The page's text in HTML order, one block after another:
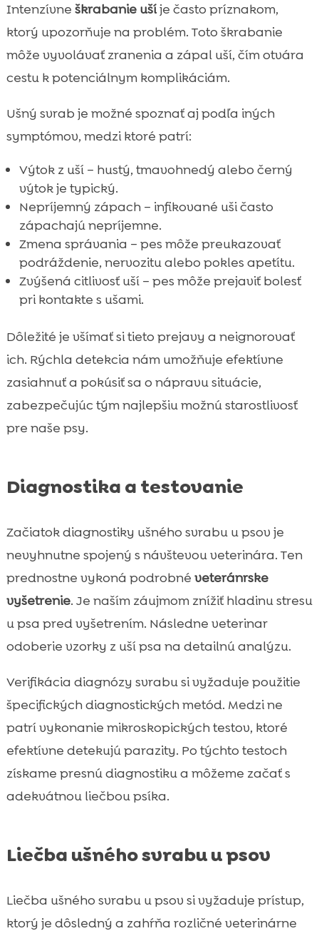
Intenzívne škrabanie ušíje často príznakom,
ktorý upozorňuje na problém. Toto škrabanie
môže vyvolávať zranenia a zápal uší, čím otvára
cestu k potenciálnym komplikáciám.
Ušný svrab je možné spoznať aj podľa iných
symptómov, medzi ktoré patrí:
Výtok z uší – hustý, tmavohnedý alebo černý
výtok je typický.
Nepríjemný zápach – infikované uši často
zápachajú nepríjemne.
Zmena správania – pes môže preukazovať
podráždenie, nervozitu alebo pokles apetítu.
Zvýšená citlivosť uší – pes môže prejaviť bolesť
pri kontakte s ušami.
Dôležité je všímať si tieto prejavy a neignorovať
ich. Rýchla detekcia nám umožňuje efektívne
zasiahnuť a pokúsiť sa o nápravu situácie,
zabezpečujúc tým najlepšiu možnú starostlivosť
pre naše psy.
Diagnostika a testovanie
Začiatok diagnostiky ušného svrabu u psov je
nevyhnutne spojený s návštevou veterinára. Ten
prednostne vykoná podrobné veteránrske
vyšetrenie. Je naším záujmom znížiť hladinu stresu
u psa pred vyšetrením. Následne veterinar
odoberie vzorky z uší psa na detailnú analýzu.
Verifikácia diagnózy svrabu si vyžaduje použitie
špecifických diagnostických metód. Medzi ne
patrí vykonanie mikroskopických testov, ktoré
efektívne detekujú parazity. Po týchto testoch
získame presnú diagnostiku a môžeme začať s
adekvátnou liečbou psíka.
Liečba ušného svrabu u psov
Liečba ušného svrabu u psov si vyžaduje prístup,
ktorý je dôsledný a zahŕňa rozličné veterinárne